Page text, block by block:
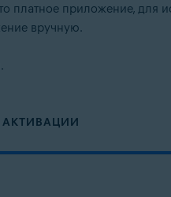
платное приложение, для
вручную.
АКТИВАЦИИ